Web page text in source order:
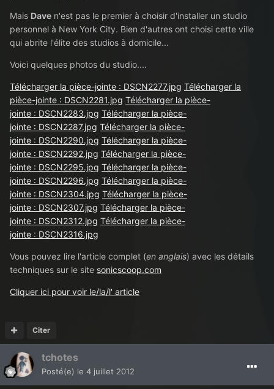
Mais Dave n'est pas le premier à choisir d'installer un studio
personnel à New York City. Bien d'autres ont choisi cette ville
qui abrite l'élite des studios à domicile...
Voici quelques photos du studio....
Télécharger la pièce-jointe : DSCN2277.jpg Télécharger la
pièce-jointe : DSCN2281.jpg Télécharger la pièce-
jointe : DSCN2283.jpg Télécharger la pièce-
jointe : DSCN2287.jpg Télécharger la pièce-
jointe : DSCN2290.jpg Télécharger la pièce-
jointe : DSCN2292.jpg Télécharger la pièce-
jointe : DSCN2295.jpg Télécharger la pièce-
jointe : DSCN2296.jpg Télécharger la pièce-
jointe : DSCN2304.jpg Télécharger la pièce-
jointe : DSCN2307.jpg Télécharger la pièce-
jointe : DSCN2312.jpg Télécharger la pièce-
jointe : DSCN2316.jpg
Vous pouvez lire l'article complet (en anglais) avec les détails
techniques sur le site sonicscoop.com
Cliquer ici pour voir le/la/l' article
Citer
tchotes
Posté(e) le 4 juillet 2012